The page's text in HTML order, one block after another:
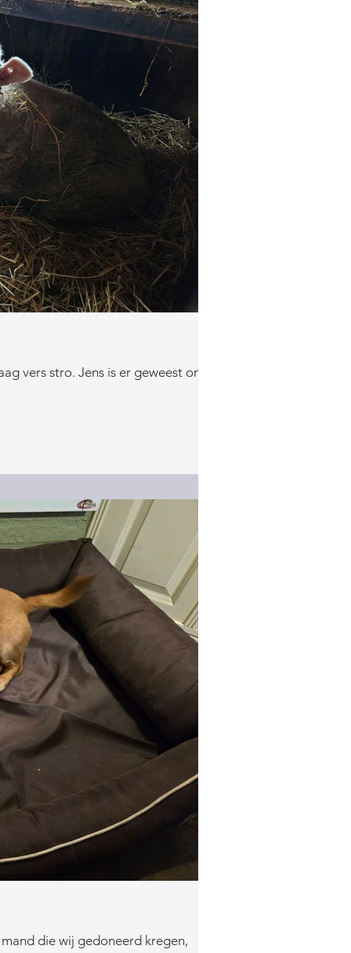
vers stro. Jens is er geweest om
die wij gedoneerd kregen,